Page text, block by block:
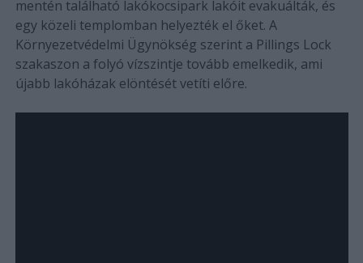
mentén található lakókocsipark lakóit evakuálták, és
egy közeli templomban helyezték el őket. A
Környezetvédelmi Ügynökség szerint a Pillings Lock
szakaszon a folyó vízszintje tovább emelkedik, ami
újabb lakóházak elöntését vetíti előre.